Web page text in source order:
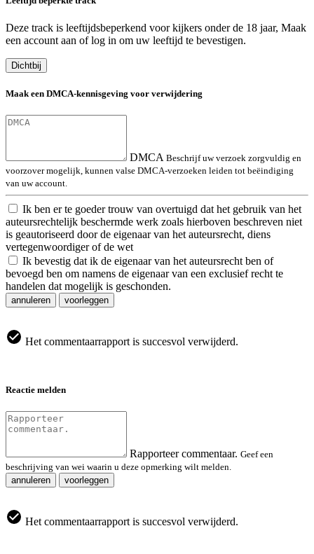
Deze track is leeftijdsbeperkend voor kijkers onder de 18 jaar, Maak
een account aan of log in om uw leeftijd te bevestigen.
Dichtbij
Maak een DMCA-kennisgeving voor verwijdering
DMCA Beschrijf uw verzoek zorgvuldig en
voorzover mogelijk, kunnen valse DMCA-verzoeken leiden tot beëindiging
van uw account.
Ik ben er te goeder trouw van overtuigd dat het gebruik van het
auteursrechtelijk beschermde werk zoals hierboven beschreven niet
is geautoriseerd door de eigenaar van het auteursrecht, diens
vertegenwoordiger of de wet
Ik bevestig dat ik de eigenaar van het auteursrecht ben of
bevoegd ben om namens de eigenaar van een exclusief recht te
handelen dat mogelijk is geschonden.
annuleren voorleggen
Het commentaarrapport is succesvol verwijderd.
Reactie melden
Rapporteer commentaar. Geef een
beschrijving van wei waarin u deze opmerking wilt melden.
annuleren
voorleggen
Het commentaarrapport is succesvol verwijderd.